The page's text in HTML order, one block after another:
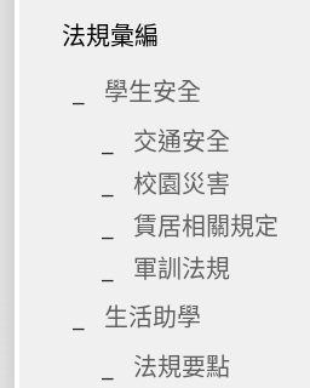
法規彙編
學生安全
交通安全
校園災害
賃居相關規定
軍訓法規
生活助學
法規要點